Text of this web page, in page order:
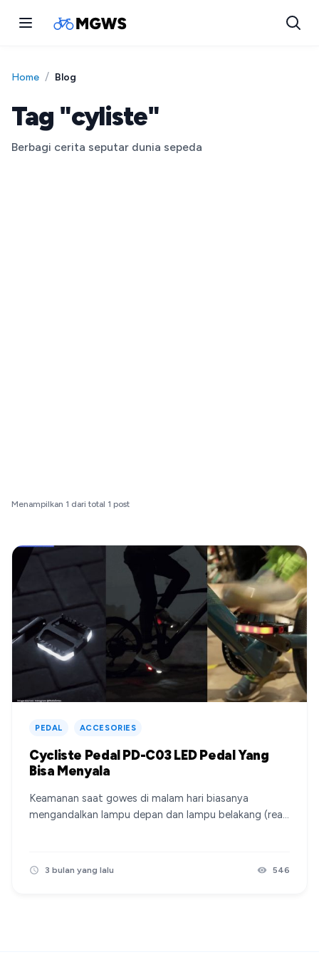
Home / Blog
Tag "cyliste"
Berbagi cerita seputar dunia sepeda
Menampilkan 1 dari total 1 post
PEDAL ACCESORIES
Cycliste Pedal PD-C03 LED Pedal Yang
Bisa Menyala
Keamanan saat gowes di malam hari biasanya
mengandalkan lampu depan dan lampu belakang (rear
langsung pada pedal. Uniknya, pedal ini bisa menyala
3 bulan yang lalu 546